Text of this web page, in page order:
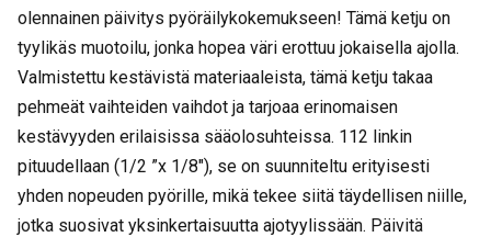
olennainen päivitys pyöräilykokemukseen! Tämä ketju on
tyylikäs muotoilu, jonka hopea väri erottuu jokaisella ajolla.
Valmistettu kestävistä materiaaleista, tämä ketju takaa
pehmeät vaihteiden vaihdot ja tarjoaa erinomaisen
kestävyyden erilaisissa sääolosuhteissa. 112 linkin
pituudellaan (1/2 ”x 1/8″), se on suunniteltu erityisesti
yhden nopeuden pyörille, mikä tekee siitä täydellisen niille,
jotka suosivat yksinkertaisuutta ajotyylissään. Päivitä